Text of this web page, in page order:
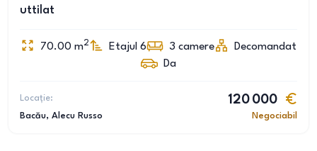
uttilat
70.00 m2 Etajul 6 3 camere
Decomandat
Da
Locație:
Bacău, Alecu Russo
120 000
Negociabil